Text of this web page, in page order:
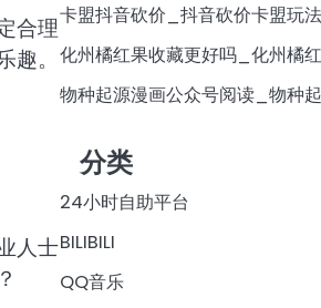
合理
。
人士
卡盟抖音砍价_抖音砍价卡盟玩
化州橘红果收藏更好吗_化州橘
物种起源漫画公众号阅读_物种
分类
24小时自助平台
BILIBILI
QQ音乐